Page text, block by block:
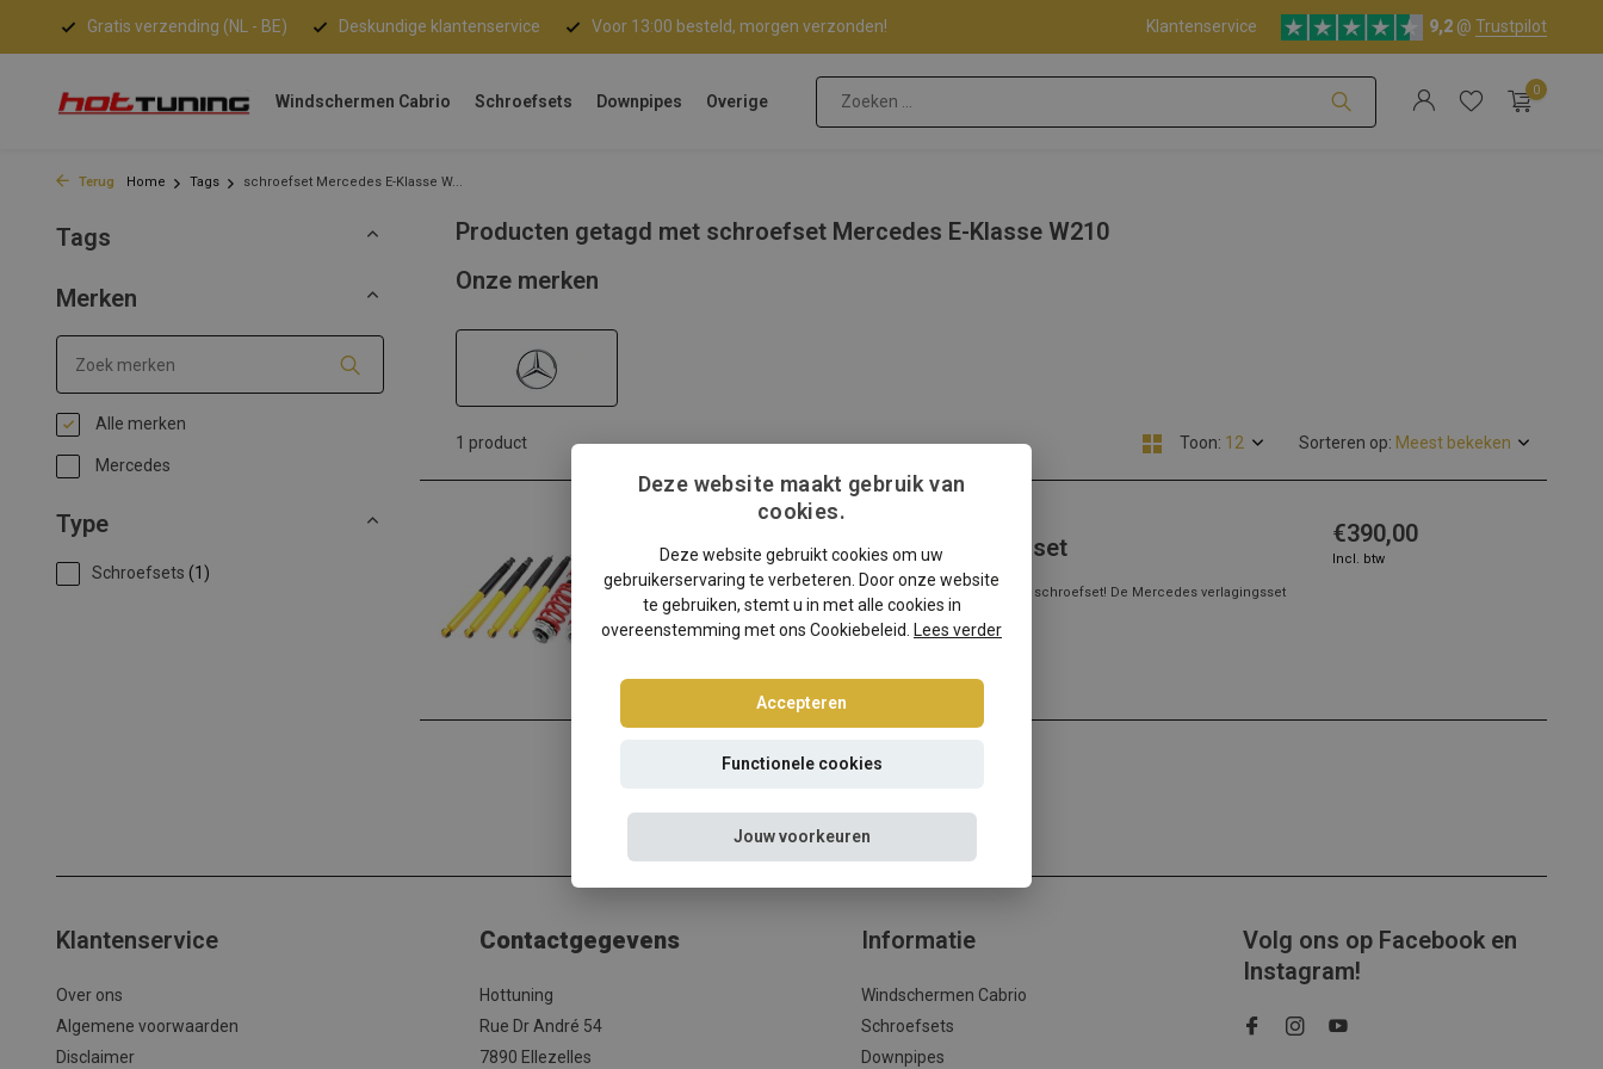
Gratis verzending (NL - BE) Deskundige klantenservice Voor 13:00 besteld, morgen verzonden! Klantenservice 9,2 @ Trustpilot
Windschermen Cabrio Schroefsets Downpipes Overige
0
Terug Home Tags schroefset Mercedes E-Klasse W...
Tags
Merken
Alle merken
Mercedes
Type
Schroefsets (1)
Producten getagd met schroefset Mercedes E-Klasse W210
Onze merken
1 product Toon: Sorteren op:
Mercedes E-Klasse W210 schroefset
Mercedes E-Klasse W210 ? Kies dan voor deze Ta-Technix schroefset! De Mercedes verlagingsset
met de beste prijs/kwalitei...
Lees meer
€390,00
Incl. btw
Klantenservice
Over ons
Algemene voorwaarden
Disclaimer
Contactgegevens
Hottuning
Rue Dr André 54
7890 Ellezelles
Informatie
Windschermen Cabrio
Schroefsets
Downpipes
Volg ons op Facebook en
Instagram!
Deze website maakt gebruik van
cookies.
Deze website gebruikt cookies om uw
gebruikerservaring te verbeteren. Door onze website
te gebruiken, stemt u in met alle cookies in
overeenstemming met ons Cookiebeleid. Lees verder
Accepteren
Functionele cookies
Jouw voorkeuren